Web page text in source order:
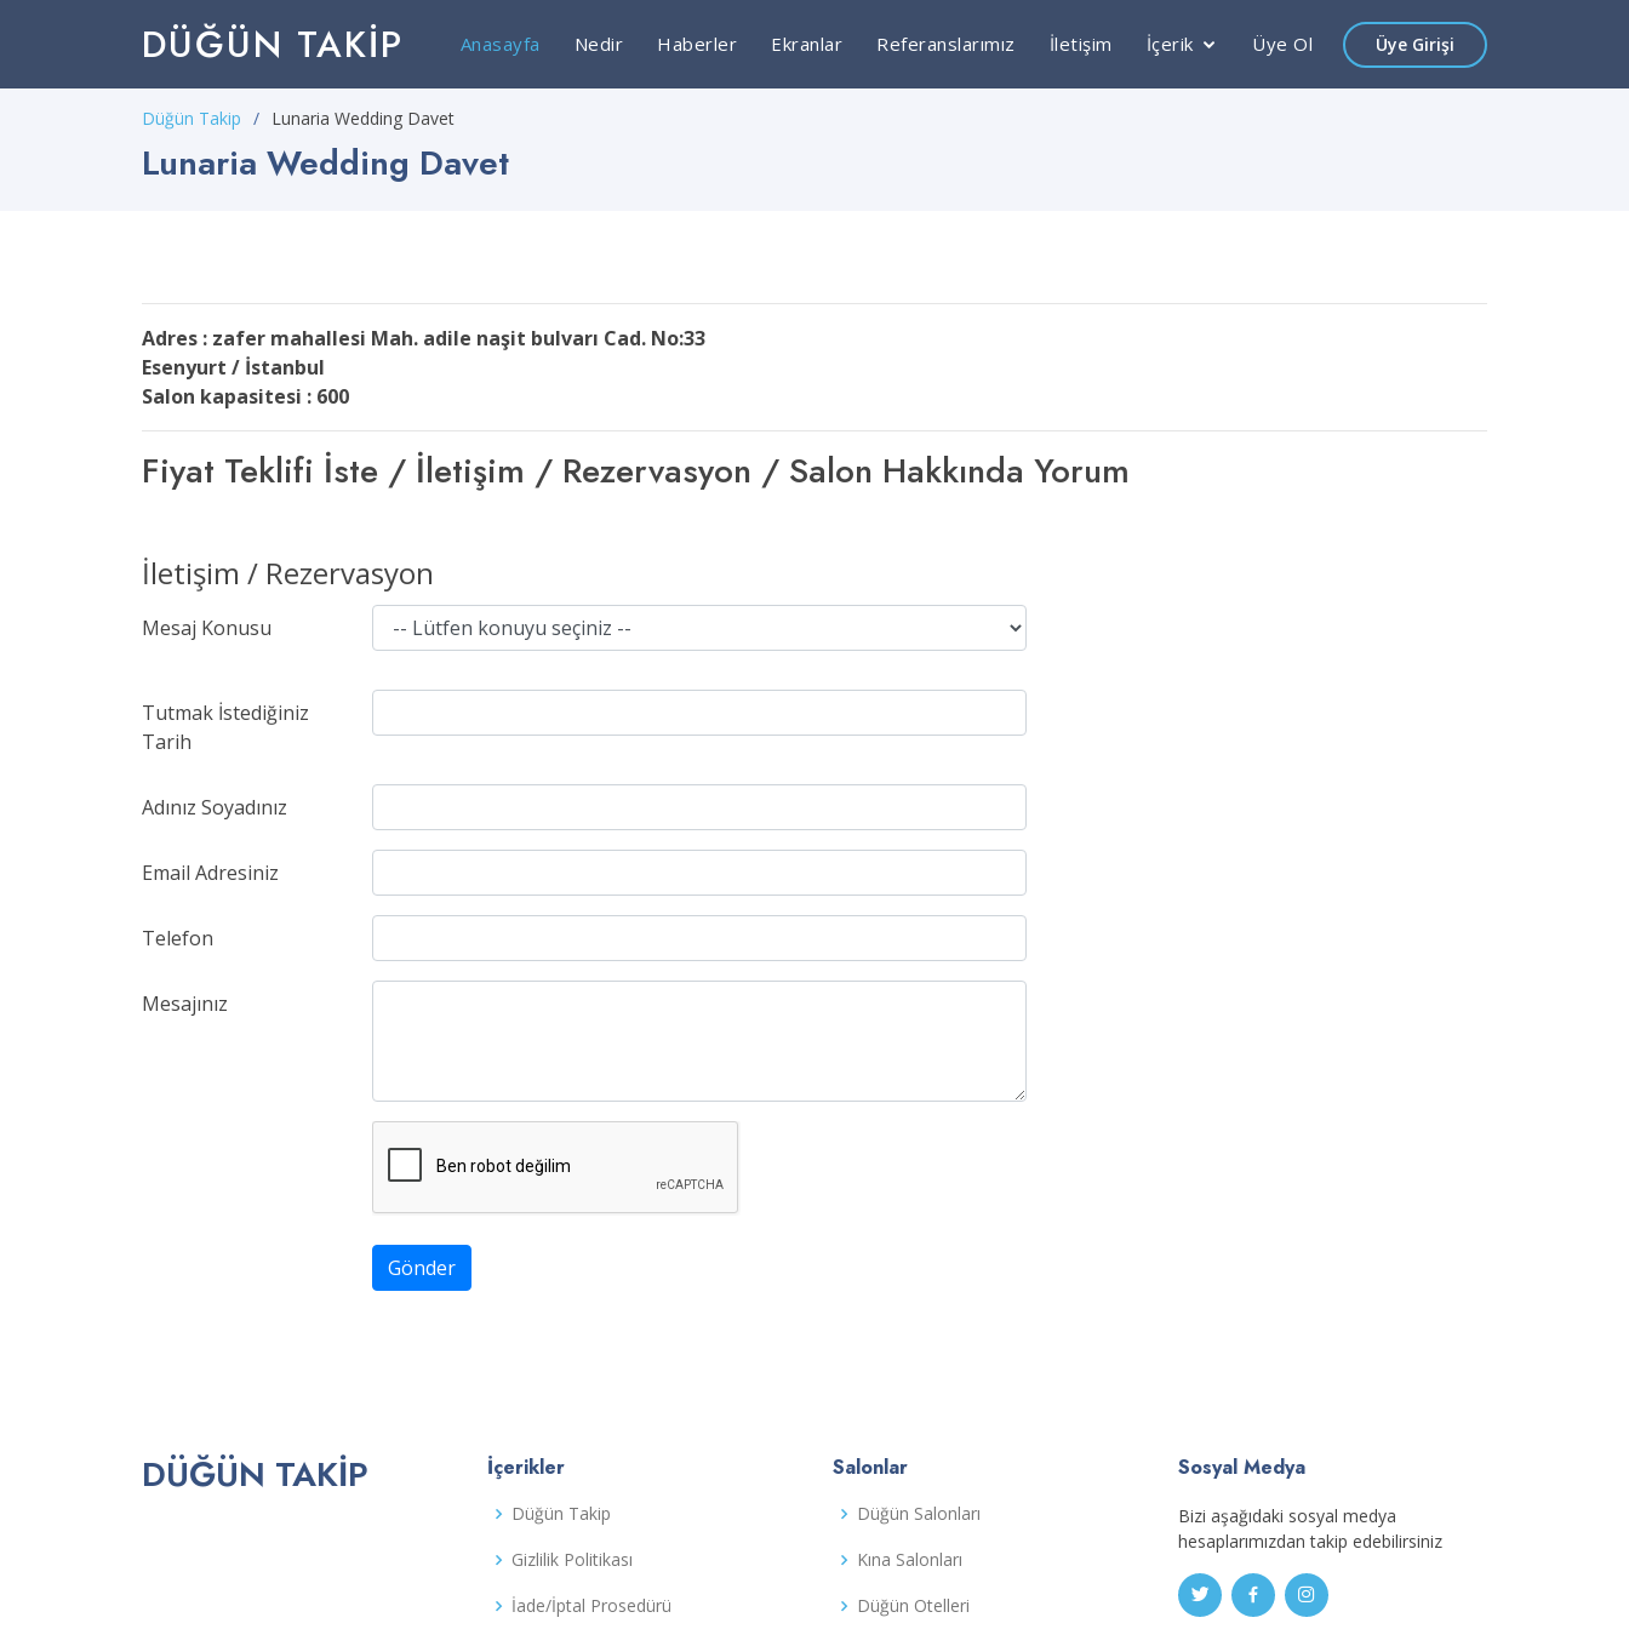
DÜĞÜN TAKIP Anasayfa Nedir Haberler Ekranlar Referanslarımız İletişim İçerik Üye Ol Üye Girişi
Düğün Takip Lunaria Wedding Davet
Lunaria Wedding Davet
Adres : zafer mahallesi Mah. adile naşit bulvarı Cad. No:33
Esenyurt / İstanbul
Salon kapasitesi : 600
Fiyat Teklifi İste / İletişim / Rezervasyon / Salon Hakkında Yorum
İletişim / Rezervasyon
Mesaj Konusu
Tutmak İstediğiniz
Tarih
Adınız Soyadınız
Email Adresiniz
Telefon
Mesajınız
Gönder
DÜĞÜN TAKIP İçerikler
Düğün Takip
Gizlilik Politikası
İade/İptal Prosedürü
Salonlar
Düğün Salonları
Kına Salonları
Düğün Otelleri
Sosyal Medya
Bizi aşağıdaki sosyal medya
hesaplarımızdan takip edebilirsiniz